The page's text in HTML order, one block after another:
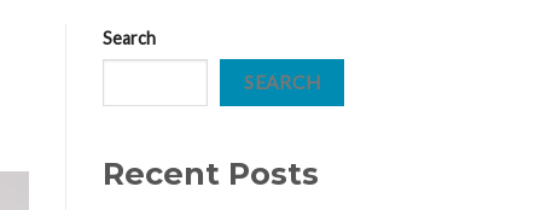
Search
SEARCH
Recent Posts